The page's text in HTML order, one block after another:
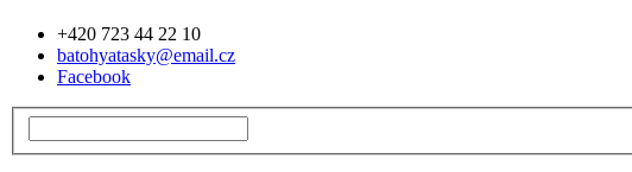
+420 723 44 22 10
batohyatasky@email.cz
Facebook